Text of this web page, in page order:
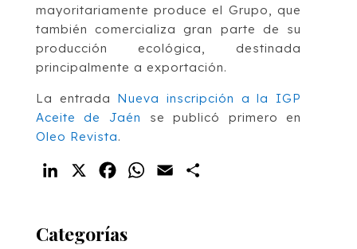
mayoritariamente produce el Grupo, que
también comercializa gran parte de su
producción ecológica, destinada
principalmente a exportación.
La entrada Nueva inscripción a la IGP
Aceite de Jaén
se publicó primero en
Oleo Revista.
LinkedIn FacebookWhatsApp
Email
Categorías